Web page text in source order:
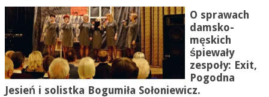
O sprawach
damsko-
męskich
śpiewały
zespoły: Exit,
Pogodna
Jesień i solistka Bogumiła Sołoniewicz.